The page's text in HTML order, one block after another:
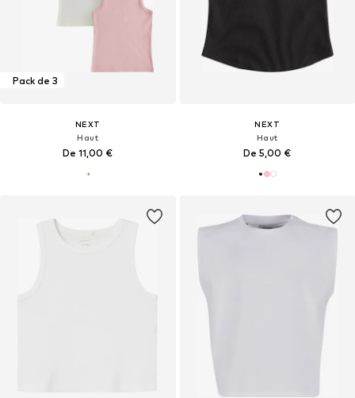
Pack de 3
NEXT
Haut
De 11,00 €
NEXT
Haut
De 5,00 €